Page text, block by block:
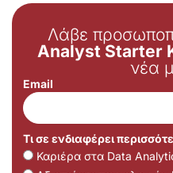
Λάβε
Analyst Starter
νέα
Email
Τι σε ενδιαφέρει
Καριέρα στα Data